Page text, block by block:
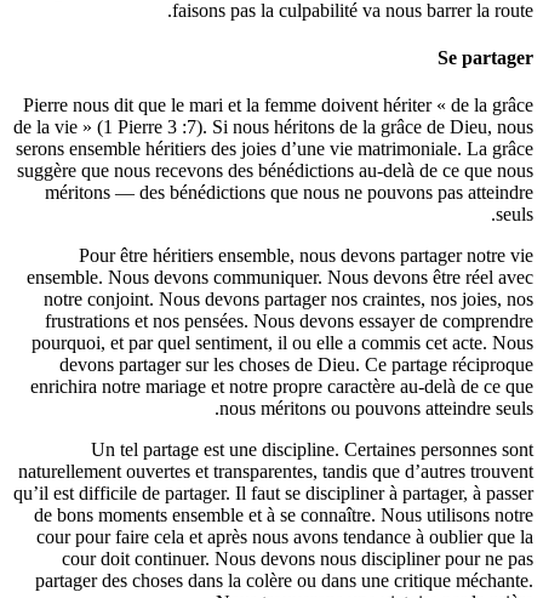
Pierre
de la vie »
serons
suggère
notre
enrichira
qu’il est
de bons
cour
cour
partager